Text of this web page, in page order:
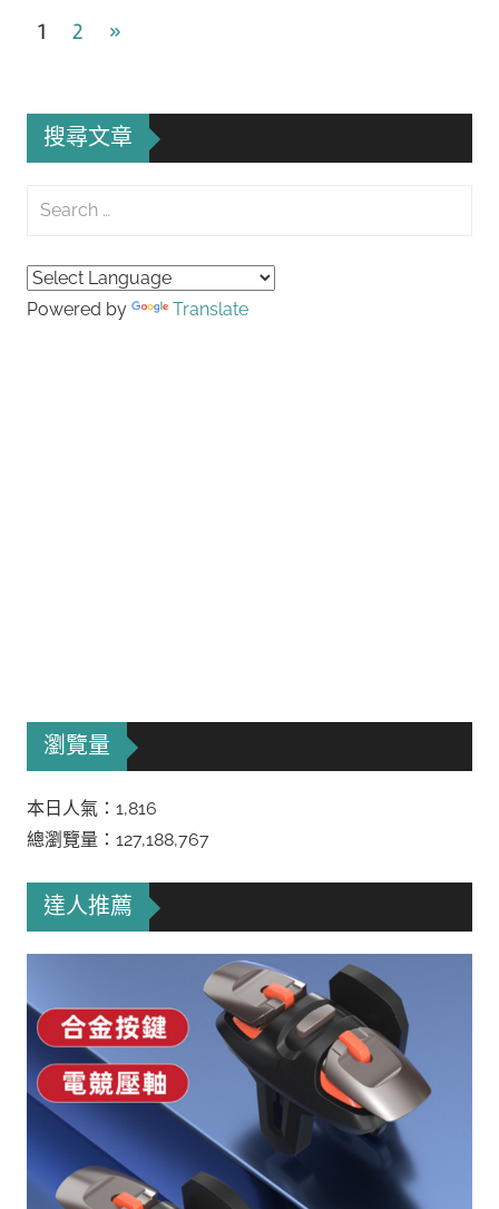
文
導
覽
1 2
Next
»
搜尋文章
Search
Powered by Translate
瀏覽量
本日人氣：1,816
總瀏覽量：127,188,767
達人推薦